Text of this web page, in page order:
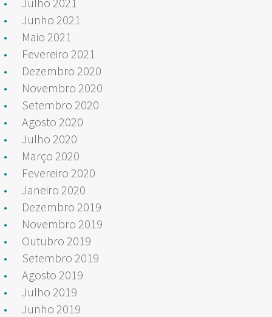
Junho 2021
Maio 2021
Fevereiro 2021
Dezembro 2020
Novembro 2020
Setembro 2020
Agosto 2020
Julho 2020
Março 2020
Fevereiro 2020
Janeiro 2020
Dezembro 2019
Novembro 2019
Outubro 2019
Setembro 2019
Agosto 2019
Julho 2019
Junho 2019